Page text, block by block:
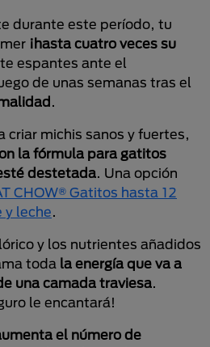
durante este período, tu
¡hasta cuatro veces su
espantes ante el
de unas semanas tras el
.
criar michis sanos y fuertes,
la fórmula para gatitos
destetada. Una opción
CHOW® Gatitos hasta 12
y leche.
y los nutrientes añadidos
toda la energía que va a
una camada traviesa.
le encantará!
el número de